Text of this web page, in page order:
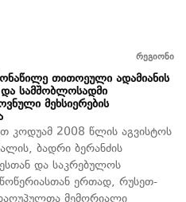
რეგიონი
თითოეული ადამიანის
და სამშობლოსადმი
მეხსიერების
კოდუამ 2008 წლის აგვისტოს
ბადრი ბერანძის
და საკრებულოს
ერთად, რუსეთ-